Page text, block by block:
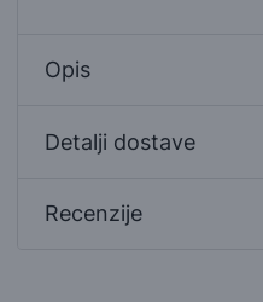
Opis
Detalji dostave
Recenzije